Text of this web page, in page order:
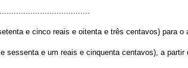
e cinco reais e oitenta e três centavos) para o
sessenta e um reais e cinquenta centavos), a partir